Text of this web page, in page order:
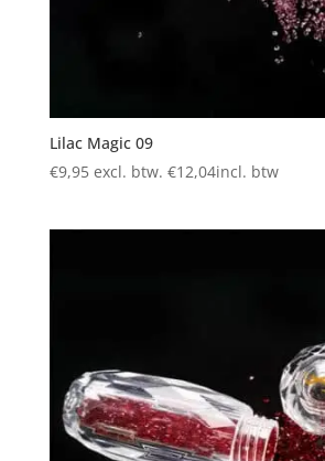
Lilac Magic 09
€9,95 excl. btw. €12,04incl. btw